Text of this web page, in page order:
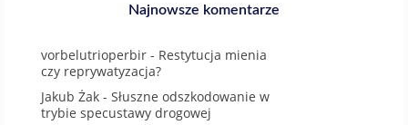
Najnowsze komentarze
vorbelutrioperbir - Restytucja mienia
czy reprywatyzacja?
Jakub Żak - Słuszne odszkodowanie w
trybie specustawy drogowej